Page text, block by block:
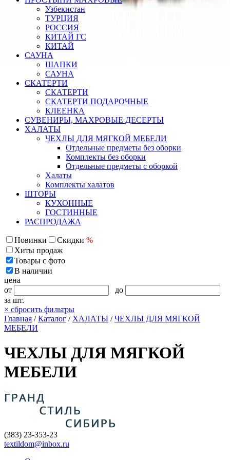
Узбекистан
ТУРЦИЯ
РОССИЯ
КИТАЙ ГС
КИТАЙ
САУНА
ШАПКИ
САУНА
СКАТЕРТИ
СКАТЕРТИ
СКАТЕРТИ ПОДАРОЧНЫЕ
КЛЕЕНКА
СУВЕНИРЫ, МАХРОВЫЕ ДЕСЕРТЫ
ХАЛАТЫ
ЧЕХЛЫ ДЛЯ МЯГКОЙ МЕБЕЛИ
Отдельные предметы без оборки
Комплекты без оборки
Отдельные предметы с оборкой
Халаты
Комплекты халатов
ШТОРЫ
КУХОННЫЕ
ГОСТИННЫЕ
РАСПРОДАЖА
Новинки Скидки %
Хиты продаж
Товары с фото
В наличии
цена
от
до
за шт.
× сбросить фильтры
Главная /Каталог / ХАЛАТЫ /ЧЕХЛЫ ДЛЯ МЯГКОЙ
МЕБЕЛИ
ЧЕХЛЫ ДЛЯ МЯГКОЙ
МЕБЕЛИ
(383) 23-353-23
textildom@inbox.ru